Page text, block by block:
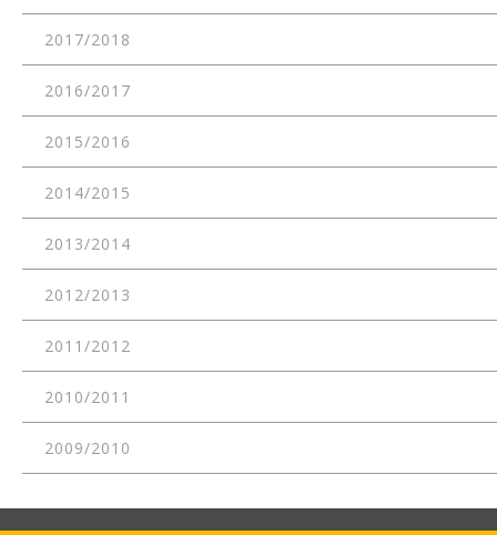
2017/2018
2016/2017
2015/2016
2014/2015
2013/2014
2012/2013
2011/2012
2010/2011
2009/2010